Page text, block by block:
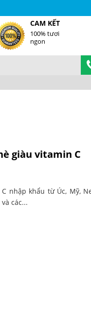
CAM KẾT
100% tươi
ngon
giàu vitamin C
nhập khẩu từ Úc, Mỹ,
các...